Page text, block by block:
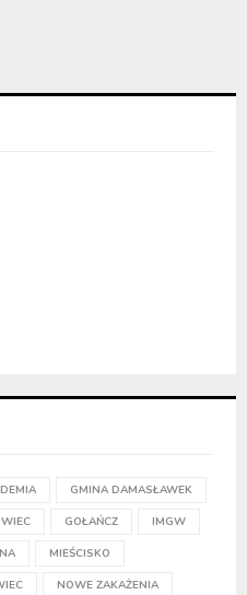
GMINA DAMASŁAWEK
GOŁAŃCZ IMGW
MIEŚCISKO
NOWE ZAKAŻENIA